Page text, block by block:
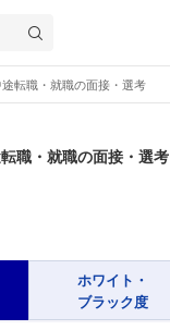
転職・就職の面接・選考
職・就職の面接・選考
ホワイト・
ブラック度